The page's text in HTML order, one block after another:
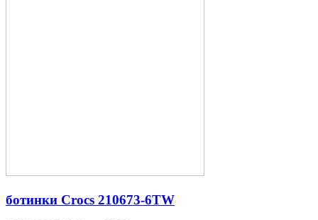
ботинки Crocs 210673-6TW